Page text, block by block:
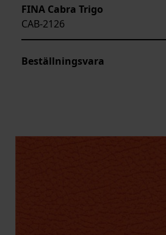
FINA Cabra Trigo
CAB-2126
Beställningsvara